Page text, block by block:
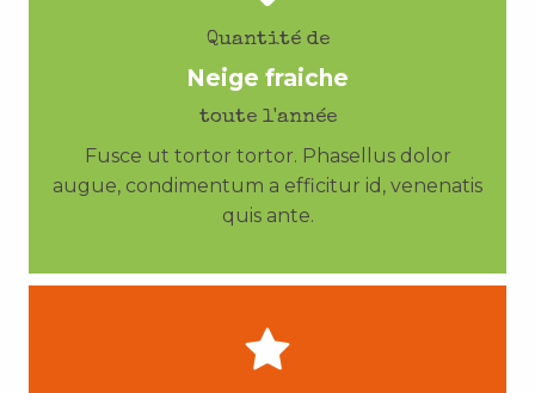
Quantité de
Neige fraiche
toute l'année
Fusce ut tortor tortor. Phasellus dolor
augue, condimentum a efficitur id, venenatis
quis ante.